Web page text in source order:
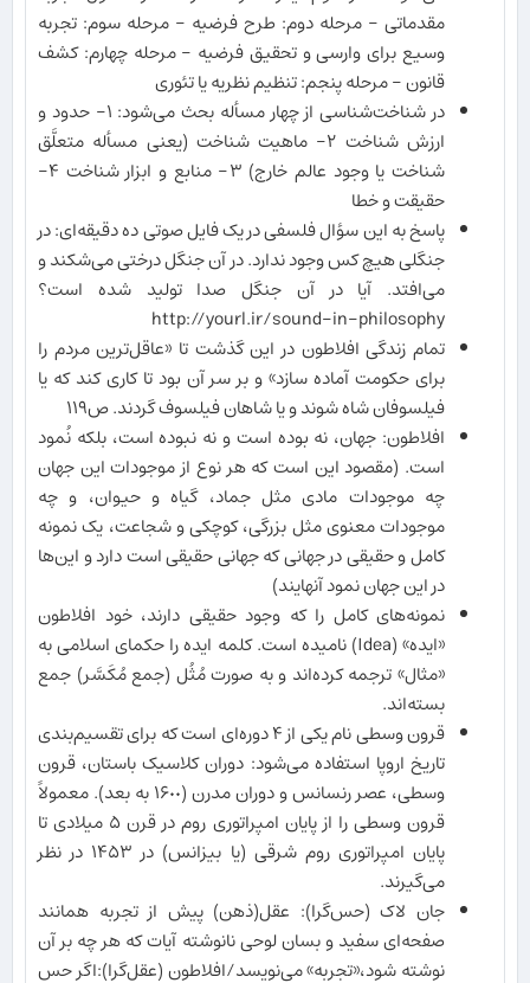
مقدماتی - مرحله دوم: طرح فرضیه - مرحله سوم: تجربه
وسیع برای وارسی و تحقیق فرضیه - مرحله چهارم: کشف
قانون - مرحله پنجم: تنظیم نظریه یا تئوری
در شناخت‌شناسی از چهار مسأله بحث می‌شود: ١- حدود و
ارزش شناخت ٢- ماهیت شناخت (یعنی مسأله متعلَّق
شناخت یا وجود عالم خارج) ٣- منابع و ابزار شناخت ۴-
حقیقت و خطا
پاسخ به این سؤال فلسفی در یک فایل صوتی ده دقیقه‌ای: در
جنگلی هیچ کس وجود ندارد. در آن جنگل درختی می‌شکند و
می‌افتد. آیا در آن جنگل صدا تولید شده است؟
http://yourl.ir/sound-in-philosophy
تمام زندگی افلاطون در این گذشت تا «عاقل‌ترین مردم را
برای حکومت آماده سازد» و بر سر آن بود تا کاری کند که یا
فیلسوفان شاه شوند و یا شاهان فیلسوف گردند. ص١١٩
افلاطون: جهان، نه بوده است و نه نبوده است، بلکه نُمود
است. (مقصود این است که هر نوع از موجودات این جهان
چه موجودات مادی مثل جماد، گیاه و حیوان، و چه
موجودات معنوی مثل بزرگی، کوچکی و شجاعت، یک نمونه
کامل و حقیقی در جهانی که جهانی حقیقی است دارد و این‌ها
در این جهان نمود آنهایند)
نمونه‌های کامل را که وجود حقیقی دارند، خود افلاطون
«ایده» (Idea) نامیده است. کلمه ایده را حکمای اسلامی به
«مثال» ترجمه کرده‌اند و به صورت مُثُل (جمع مُکَسَّر) جمع
بسته‌اند.
قرون وسطی نام یکی از ۴ دوره‌ای است که برای تقسیم‌بندی
تاریخ اروپا استفاده می‌شود: دوران کلاسیک باستان، قرون
وسطی، عصر رنسانس و دوران مدرن (١۶٠٠ به بعد). معمولاً
قرون وسطی را از پایان امپراتوری روم در قرن ۵ میلادی تا
پایان امپراتوری روم شرقی (یا بیزانس) در ۱۴۵۳ در نظر
می‌گیرند.
جان لاک (حس‌گرا): عقل(ذهن) پیش از تجربه همانند
صفحه‌ای سفید و بسان لوحی نانوشته آیات که هر چه بر آن
نوشته شود،«تجربه» می‌نویسد/افلاطون (عقل‌گرا):اگر حس